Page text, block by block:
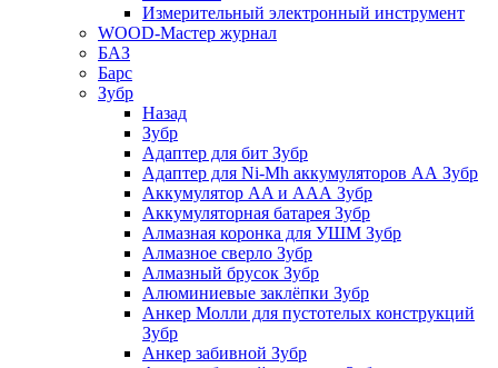
Измерительный электронный инструмент
WOOD-Мастер журнал
БАЗ
Барс
Зубр
Назад
Зубр
Адаптер для бит Зубр
Адаптер для Ni-Mh аккумуляторов АА Зубр
Аккумулятор AA и ААА Зубр
Аккумуляторная батарея Зубр
Алмазная коронка для УШМ Зубр
Алмазное сверло Зубр
Алмазный брусок Зубр
Алюминиевые заклёпки Зубр
Анкер Молли для пустотелых конструкций
Зубр
Анкер забивной Зубр